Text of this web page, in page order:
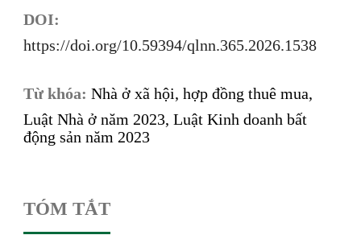
DOI:
https://doi.org/10.59394/qlnn.365.2026.1538
Từ khóa: Nhà ở xã hội, hợp đồng thuê mua,
Luật Nhà ở năm 2023, Luật Kinh doanh bất
động sản năm 2023
TÓM TẮT